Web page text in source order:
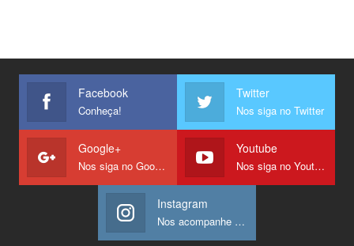
Facebook
Conheça!
Twitter
Nos siga no Twitter
Google+
Nos siga no Google +
Youtube
Nos siga no Youtube
Instagram
Nos acompanhe no Instagram